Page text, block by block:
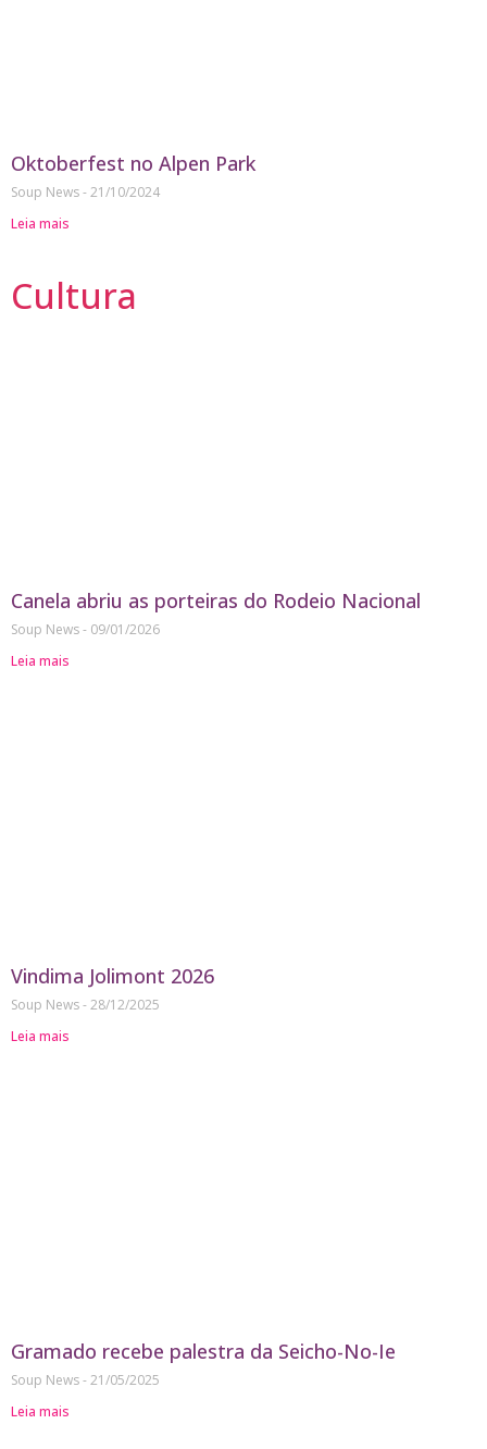
Oktoberfest no Alpen Park
Soup News 21/10/2024
Leia mais
Cultura
Canela abriu as porteiras do Rodeio Nacional
Soup News
09/01/2026
Leia mais
Vindima Jolimont 2026
Soup News 28/12/2025
Leia mais
Gramado recebe palestra da Seicho-No-Ie
Soup News 21/05/2025
Leia mais